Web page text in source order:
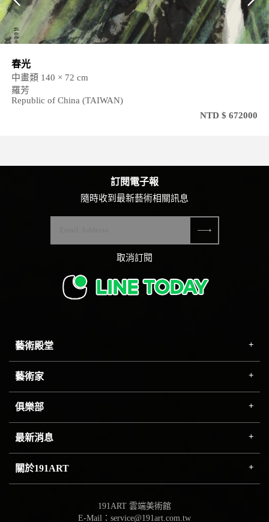
春光
中畫類 140 × 72 cm
羅芳
Republic of China (TAIWAN)
NTD $ 672000
藝術殿堂
藝術家
俱樂部
最新消息
關於191ART
訂閱電子報
隨時收到最新藝術相關訊息
取消訂閱
191ART 雲端美術館
E-Mail：service@191art.com.tw